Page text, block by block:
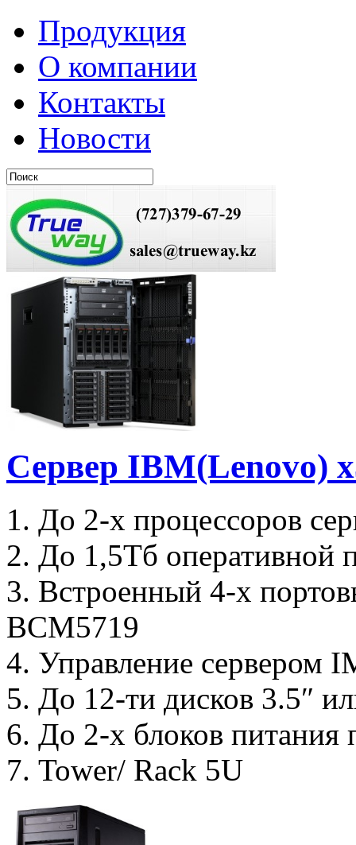
Продукция
О компании
Контакты
Новости
Сервер IBM(Lenovo)
1. До 2-х процессоров
2. До 1,5Тб оперативной
3. Встроенный 4-х
BCM5719
4. Управление сервером
5. До 12-ти дисков 3.5″
6. До 2-х блоков
7. Tower/ Rack 5U